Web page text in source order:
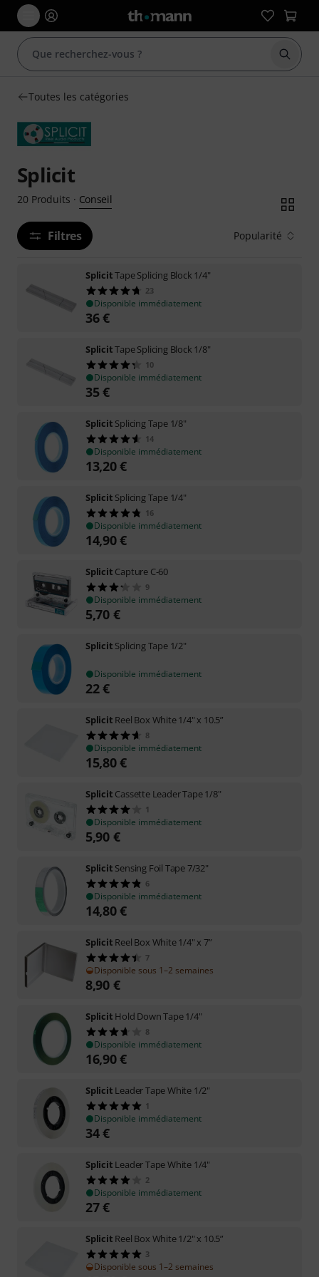
Toutes les catégories
Splicit
20 Produits · Conseil
Filtres Popularité
SplicitTape Splicing Block 1/4"
23
Disponible immédiatement
36€
SplicitTape Splicing Block 1/8"
10
Disponible immédiatement
35€
Splicit Splicing Tape 1/8"
14
Disponible immédiatement
13,20€
Splicit Splicing Tape 1/4"
16
Disponible immédiatement
14,90€
Splicit Capture C-60
9
Disponible immédiatement
5,70 €
Splicit Splicing Tape 1/2"
Disponible immédiatement
22€
Splicit Reel Box White 1/4" x 10.5”
8
Disponible immédiatement
15,80€
Splicit Cassette Leader Tape 1/8"
1
Disponible immédiatement
5,90 €
Splicit Sensing Foil Tape 7/32"
6
Disponible immédiatement
14,80€
Splicit Reel Box White 1/4" x 7”
7
Disponible sous 1–2 semaines
8,90 €
Splicit Hold Down Tape 1/4"
8
Disponible immédiatement
16,90€
Splicit Leader Tape White 1/2"
1
Disponible immédiatement
34€
Splicit Leader Tape White 1/4"
2
Disponible immédiatement
27€
Splicit Reel Box White 1/2" x 10.5”
3
Disponible sous 1–2 semaines